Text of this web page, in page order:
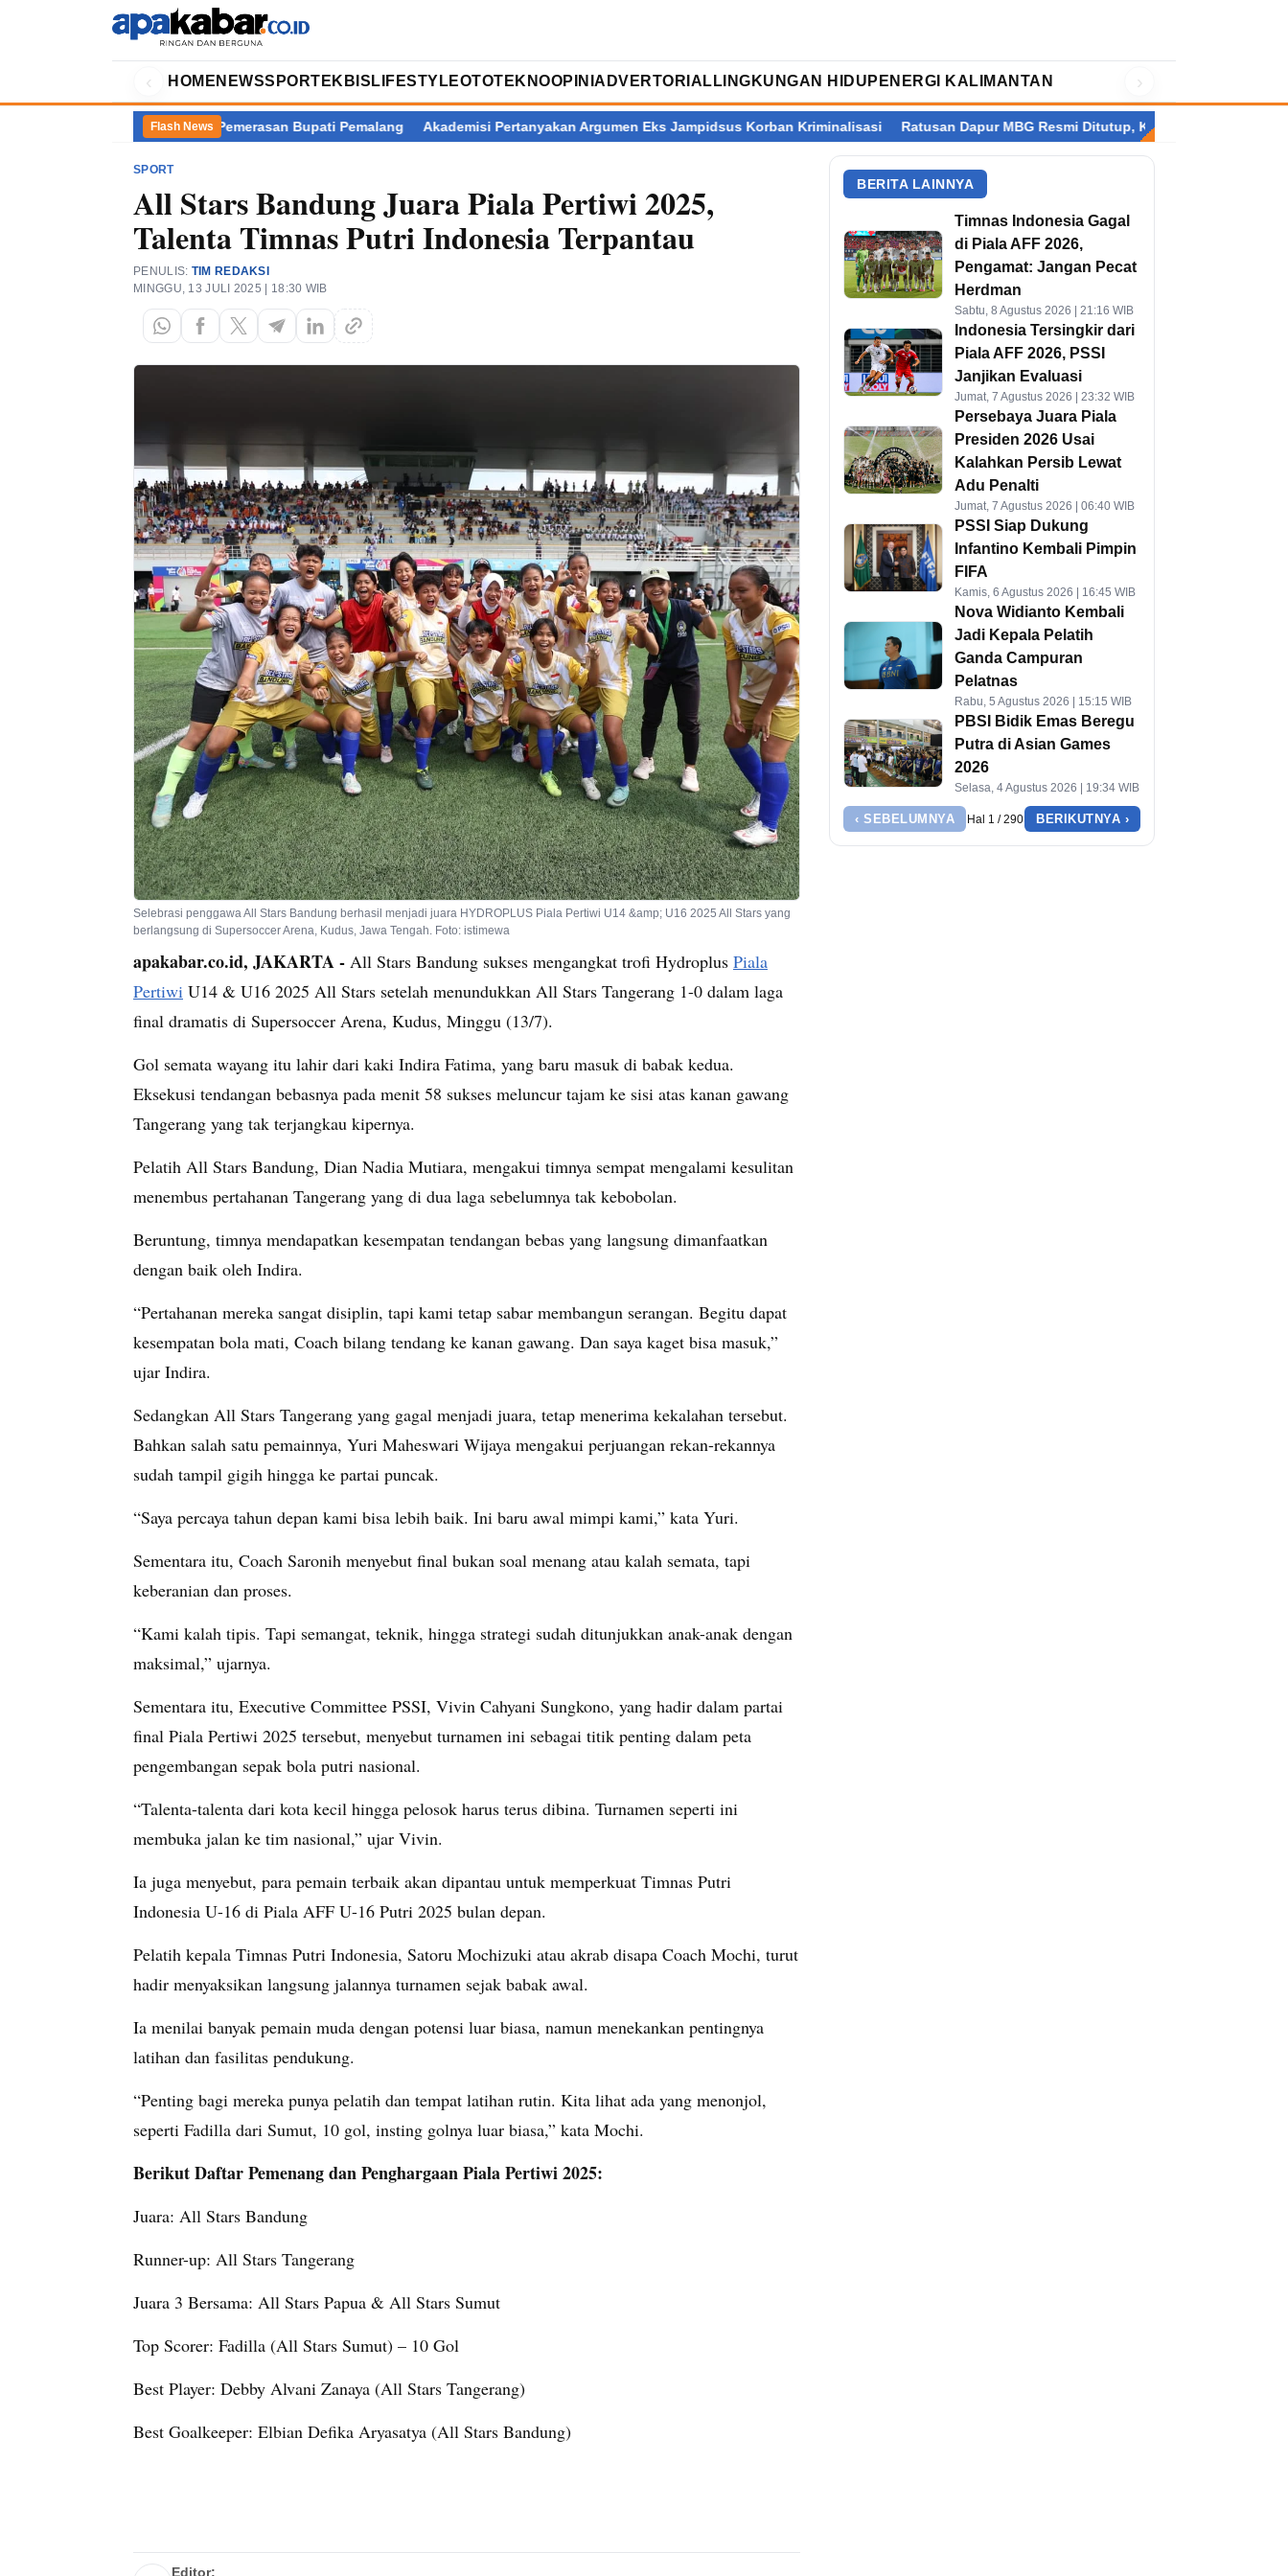
‹ HOME NEWSSPORT EKBIS LIFESTYLEOTOTEKNOOPINI ADVERTORIAL LINGKUNGAN HIDUP ENERGI KALIMANTAN ›
Flash News
Kasus Dugaan Pemerasan Bupati Pemalang Akademisi Pertanyakan Argumen Eks Jampidsus Korban Kriminalisasi Ratusan Dapur MBG Resmi Ditutup, Kalimantan Terbanyak
SPORT
All Stars Bandung Juara Piala Pertiwi 2025,
Talenta Timnas Putri Indonesia Terpantau
PENULIS: TIM REDAKSI
MINGGU, 13 JULI 2025 | 18:30 WIB
Selebrasi penggawa All Stars Bandung berhasil menjadi juara HYDROPLUS Piala Pertiwi U14 &amp; U16 2025 All Stars yang
berlangsung di Supersoccer Arena, Kudus, Jawa Tengah. Foto: istimewa
apakabar.co.id, JAKARTA - All Stars Bandung sukses mengangkat trofi Hydroplus Piala
Pertiwi U14 & U16 2025 All Stars setelah menundukkan All Stars Tangerang 1-0 dalam laga
final dramatis di Supersoccer Arena, Kudus, Minggu (13/7).
Gol semata wayang itu lahir dari kaki Indira Fatima, yang baru masuk di babak kedua.
Eksekusi tendangan bebasnya pada menit 58 sukses meluncur tajam ke sisi atas kanan gawang
Tangerang yang tak terjangkau kipernya.
Pelatih All Stars Bandung, Dian Nadia Mutiara, mengakui timnya sempat mengalami kesulitan
menembus pertahanan Tangerang yang di dua laga sebelumnya tak kebobolan.
Beruntung, timnya mendapatkan kesempatan tendangan bebas yang langsung dimanfaatkan
dengan baik oleh Indira.
“Pertahanan mereka sangat disiplin, tapi kami tetap sabar membangun serangan. Begitu dapat
kesempatan bola mati, Coach bilang tendang ke kanan gawang. Dan saya kaget bisa masuk,”
ujar Indira.
Sedangkan All Stars Tangerang yang gagal menjadi juara, tetap menerima kekalahan tersebut.
Bahkan salah satu pemainnya, Yuri Maheswari Wijaya mengakui perjuangan rekan-rekannya
sudah tampil gigih hingga ke partai puncak.
“Saya percaya tahun depan kami bisa lebih baik. Ini baru awal mimpi kami,” kata Yuri.
Sementara itu, Coach Saronih menyebut final bukan soal menang atau kalah semata, tapi
keberanian dan proses.
“Kami kalah tipis. Tapi semangat, teknik, hingga strategi sudah ditunjukkan anak-anak dengan
maksimal,” ujarnya.
Sementara itu, Executive Committee PSSI, Vivin Cahyani Sungkono, yang hadir dalam partai
final Piala Pertiwi 2025 tersebut, menyebut turnamen ini sebagai titik penting dalam peta
pengembangan sepak bola putri nasional.
“Talenta-talenta dari kota kecil hingga pelosok harus terus dibina. Turnamen seperti ini
membuka jalan ke tim nasional,” ujar Vivin.
Ia juga menyebut, para pemain terbaik akan dipantau untuk memperkuat Timnas Putri
Indonesia U-16 di Piala AFF U-16 Putri 2025 bulan depan.
Pelatih kepala Timnas Putri Indonesia, Satoru Mochizuki atau akrab disapa Coach Mochi, turut
hadir menyaksikan langsung jalannya turnamen sejak babak awal.
Ia menilai banyak pemain muda dengan potensi luar biasa, namun menekankan pentingnya
latihan dan fasilitas pendukung.
“Penting bagi mereka punya pelatih dan tempat latihan rutin. Kita lihat ada yang menonjol,
seperti Fadilla dari Sumut, 10 gol, insting golnya luar biasa,” kata Mochi.
Berikut Daftar Pemenang dan Penghargaan Piala Pertiwi 2025:
Juara: All Stars Bandung
Runner-up: All Stars Tangerang
Juara 3 Bersama: All Stars Papua & All Stars Sumut
Top Scorer: Fadilla (All Stars Sumut) – 10 Gol
Best Player: Debby Alvani Zanaya (All Stars Tangerang)
Best Goalkeeper: Elbian Defika Aryasatya (All Stars Bandung)
Editor:
BERITA LAINNYA
Timnas Indonesia Gagal
di Piala AFF 2026,
Pengamat: Jangan Pecat
Herdman
Sabtu, 8 Agustus 2026 | 21:16 WIB
Indonesia Tersingkir dari
Piala AFF 2026, PSSI
Janjikan Evaluasi
Jumat, 7 Agustus 2026 | 23:32 WIB
Persebaya Juara Piala
Presiden 2026 Usai
Kalahkan Persib Lewat
Adu Penalti
Jumat, 7 Agustus 2026 | 06:40 WIB
PSSI Siap Dukung
Infantino Kembali Pimpin
FIFA
Kamis, 6 Agustus 2026 | 16:45 WIB
Nova Widianto Kembali
Jadi Kepala Pelatih
Ganda Campuran
Pelatnas
Rabu, 5 Agustus 2026 | 15:15 WIB
PBSI Bidik Emas Beregu
Putra di Asian Games
2026
Selasa, 4 Agustus 2026 | 19:34 WIB
‹ SEBELUMNYA Hal 1 / 290 BERIKUTNYA ›